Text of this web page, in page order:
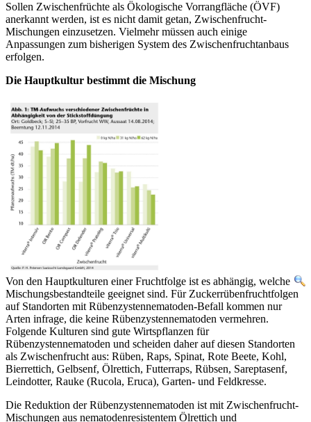
Sollen Zwischenfrüchte als Ökologische Vorrangfläche (ÖVF)
anerkannt werden, ist es nicht damit getan, Zwischenfrucht-
Mischungen einzusetzen. Vielmehr müssen auch einige
Anpassungen zum bisherigen System des Zwischenfruchtanbaus
erfolgen.
Die Hauptkultur bestimmt die Mischung
Von den Hauptkulturen einer Fruchtfolge ist es abhängig, welche
Mischungsbestandteile geeignet sind. Für Zuckerrübenfruchtfolgen
auf Standorten mit Rübenzystennematoden-Befall kommen nur
Arten infrage, die keine Rübenzystennematoden vermehren.
Folgende Kulturen sind gute Wirtspflanzen für
Rübenzystennematoden und scheiden daher auf diesen Standorten
als Zwischenfrucht aus: Rüben, Raps, Spinat, Rote Beete, Kohl,
Bierrettich, Gelbsenf, Ölrettich, Futterraps, Rübsen, Sareptasenf,
Leindotter, Rauke (Rucola, Eruca), Garten- und Feldkresse.
Die Reduktion der Rübenzystennematoden ist mit Zwischenfrucht-
Mischungen aus nematodenresistentem Ölrettich und